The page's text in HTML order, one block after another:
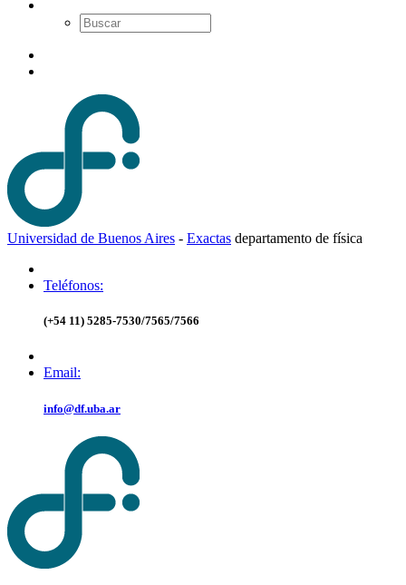
Universidad de Buenos Aires - Exactas departamento de física
Teléfonos:
(+54 11) 5285-7530/7565/7566
Email:
info@df.uba.ar